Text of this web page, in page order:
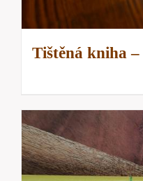
Tištěná kniha